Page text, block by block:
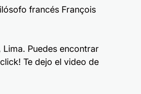
francés François
Lima. Puedes encontrar
Te dejo el video de